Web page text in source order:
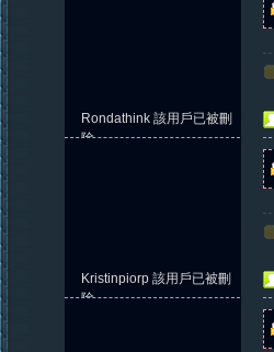
Rondathink 該用戶已被刪
除
Kristinpiorp 該用戶已被刪
除